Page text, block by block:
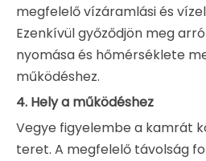
megfelelő vízáramlási és
Ezenkívül győződjön meg
nyomása és hőmérséklete
működéshez.
4. Hely a működéshez
Vegye figyelembe a kamrát
teret. A megfelelő távolság